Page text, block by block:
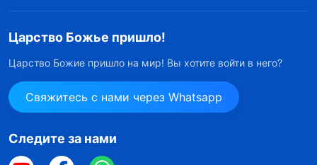
Царство Божье пришло!
Царство Божие пришло на мир! Вы хотите войти в него?
Свяжитесь с нами через Whatsapp
Следите за нами